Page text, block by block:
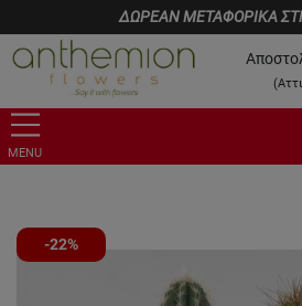
ΔΩΡΕΑΝ ΜΕΤΑΦΟΡΙΚΑ
(
MENU
-22%